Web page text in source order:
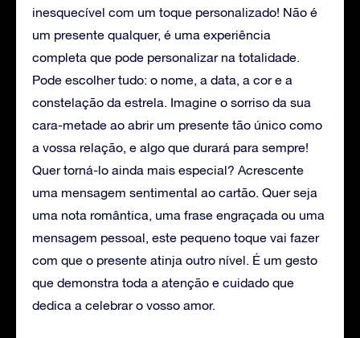
inesquecível com um toque personalizado! Não é
um presente qualquer, é uma experiência
completa que pode personalizar na totalidade.
Pode escolher tudo: o nome, a data, a cor e a
constelação da estrela. Imagine o sorriso da sua
cara-metade ao abrir um presente tão único como
a vossa relação, e algo que durará para sempre!
Quer torná-lo ainda mais especial? Acrescente
uma mensagem sentimental ao cartão. Quer seja
uma nota romântica, uma frase engraçada ou uma
mensagem pessoal, este pequeno toque vai fazer
com que o presente atinja outro nível. É um gesto
que demonstra toda a atenção e cuidado que
dedica a celebrar o vosso amor.